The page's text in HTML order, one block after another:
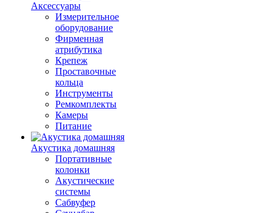
Аксессуары
Измерительное
оборудование
Фирменная
атрибутика
Крепеж
Проставочные
кольца
Инструменты
Ремкомплекты
Камеры
Питание
Акустика домашняя
Портативные
колонки
Акустические
системы
Сабвуфер